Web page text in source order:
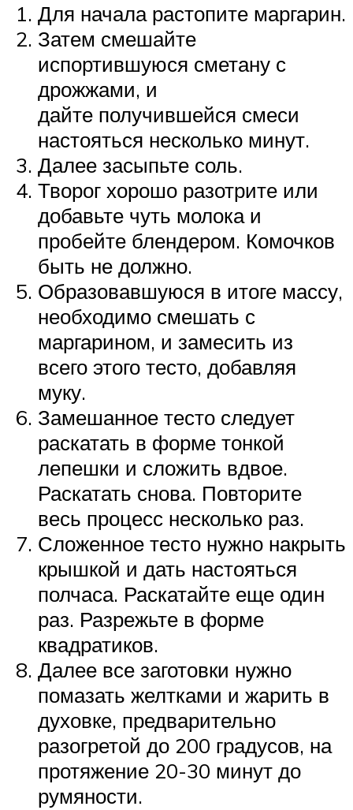
Для начала растопите маргарин.
Затем смешайте
испортившуюся сметану с
дрожжами, и
дайте получившейся смеси
настояться несколько минут.
Далее засыпьте соль.
Творог хорошо разотрите или
добавьте чуть молока и
пробейте блендером. Комочков
быть не должно.
Образовавшуюся в итоге массу,
необходимо смешать с
маргарином, и замесить из
всего этого тесто, добавляя
муку.
Замешанное тесто следует
раскатать в форме тонкой
лепешки и сложить вдвое.
Раскатать снова. Повторите
весь процесс несколько раз.
Сложенное тесто нужно накрыть
крышкой и дать настояться
полчаса. Раскатайте еще один
раз. Разрежьте в форме
квадратиков.
Далее все заготовки нужно
помазать желтками и жарить в
духовке, предварительно
разогретой до 200 градусов, на
протяжение 20-30 минут до
румяности.